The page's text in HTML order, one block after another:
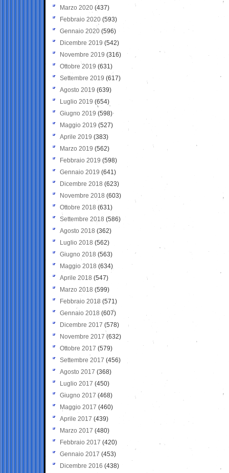
Marzo 2020 (437)
Febbraio 2020 (593)
Gennaio 2020 (596)
Dicembre 2019 (542)
Novembre 2019 (316)
Ottobre 2019 (631)
Settembre 2019 (617)
Agosto 2019 (639)
Luglio 2019 (654)
Giugno 2019 (598)
Maggio 2019 (527)
Aprile 2019 (383)
Marzo 2019 (562)
Febbraio 2019 (598)
Gennaio 2019 (641)
Dicembre 2018 (623)
Novembre 2018 (603)
Ottobre 2018 (631)
Settembre 2018 (586)
Agosto 2018 (362)
Luglio 2018 (562)
Giugno 2018 (563)
Maggio 2018 (634)
Aprile 2018 (547)
Marzo 2018 (599)
Febbraio 2018 (571)
Gennaio 2018 (607)
Dicembre 2017 (578)
Novembre 2017 (632)
Ottobre 2017 (579)
Settembre 2017 (456)
Agosto 2017 (368)
Luglio 2017 (450)
Giugno 2017 (468)
Maggio 2017 (460)
Aprile 2017 (439)
Marzo 2017 (480)
Febbraio 2017 (420)
Gennaio 2017 (453)
Dicembre 2016 (438)